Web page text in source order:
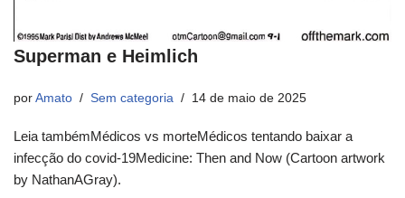
Superman e Heimlich
por Amato Sem categoria 14 de maio de 2025
Leia tambémMédicos vs morteMédicos tentando baixar a
infecção do covid-19Medicine: Then and Now (Cartoon artwork
by NathanAGray).